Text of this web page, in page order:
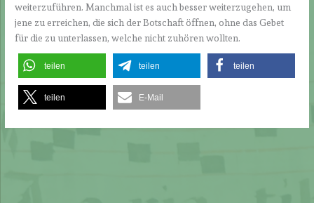
weiterzuführen. Manchmal ist es auch besser weiterzugehen, um
jene zu erreichen, die sich der Botschaft öffnen, ohne das Gebet
für die zu unterlassen, welche nicht zuhören wollten.
teilen teilen teilen
teilen E-Mail